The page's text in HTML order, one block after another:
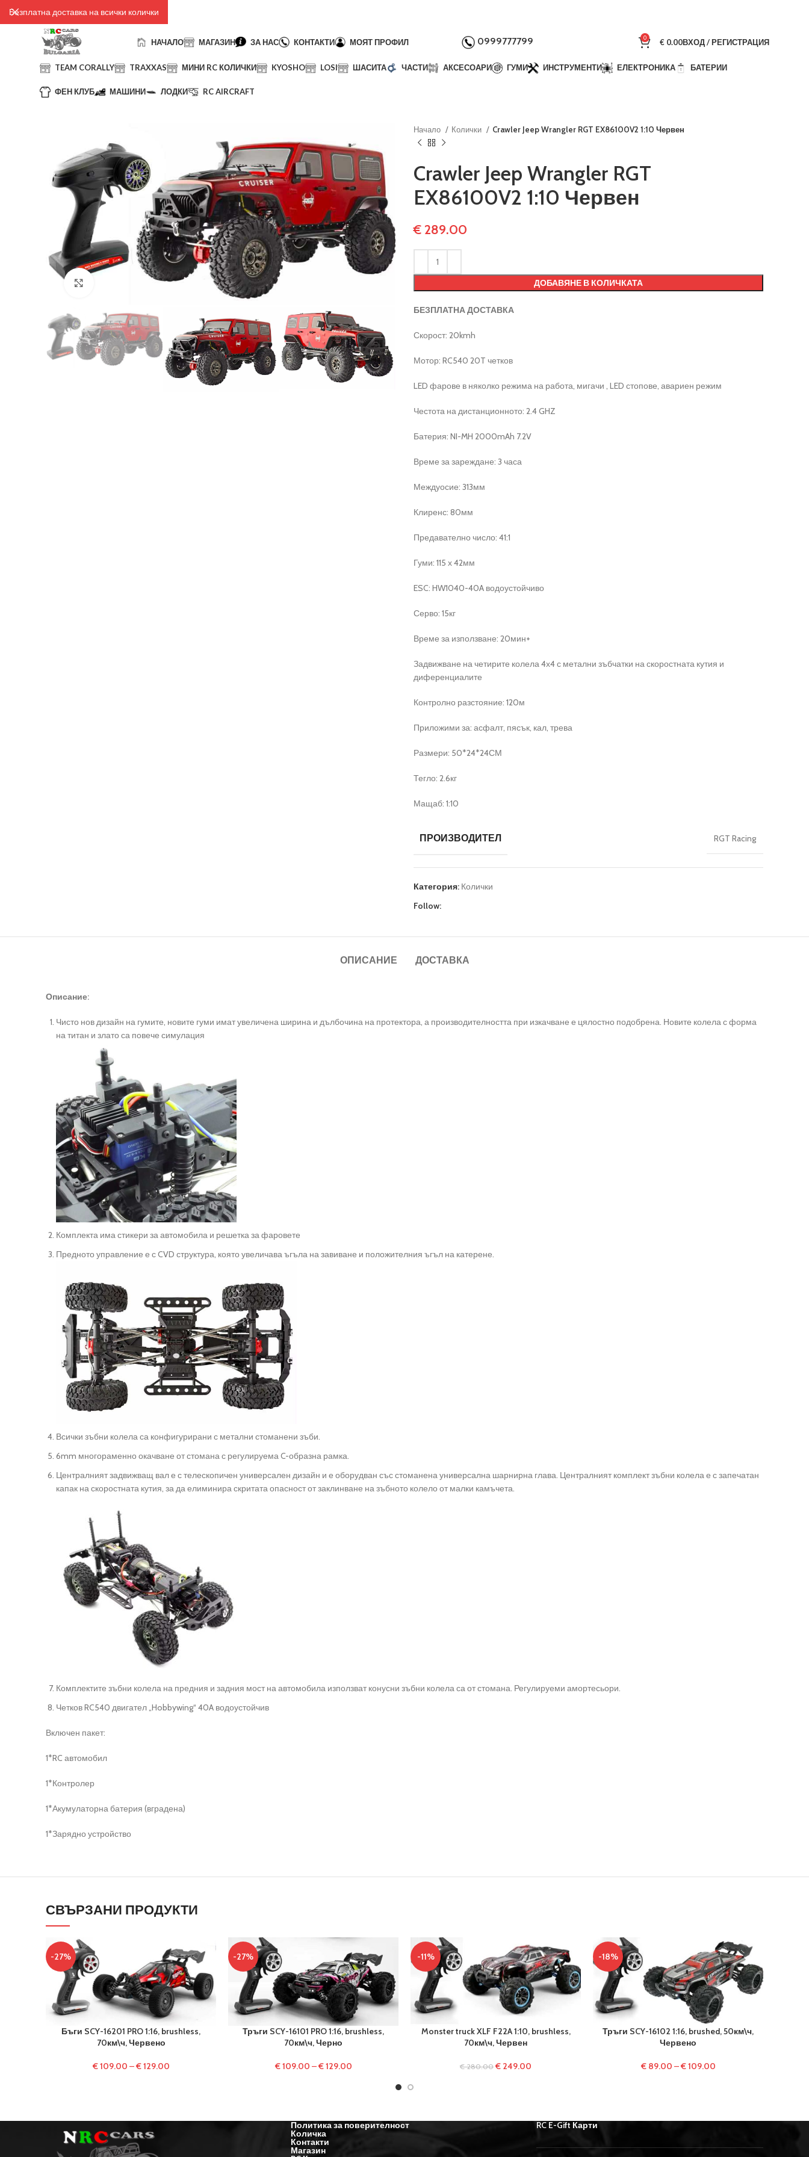
НАЧАЛО МАГАЗИН ЗА НАС КОНТАКТИ МОЯТ ПРОФИЛ 0999777799 0 € 0.00ВХОД / РЕГИСТРАЦИЯ
TEAM CORALLY TRAXXAS МИНИ RC КОЛИЧКИ KYOSHO LOSI ШАСИТА ЧАСТИ АКСЕСОАРИ ГУМИ ИНСТРУМЕНТИ ЕЛЕКТРОНИКА БАТЕРИИ
ФЕН КЛУБ МАШИНИ ЛОДКИ RC AIRCRAFT
Начало Колички Crawler Jeep Wrangler RGT EX86100V2 1:10 Червен
Crawler Jeep Wrangler RGT
EX86100V2 1:10 Червен
€ 289.00
ДОБАВЯНЕ В КОЛИЧКАТА
БЕЗПЛАТНА ДОСТАВКА
Скорост: 20kmh
Мотор: RC540 20T четков
LED фарове в няколко режима на работа, мигачи , LED стопове, авариен режим
Честота на дистанционното: 2.4 GHZ
Батерия: NI-MH 2000mAh 7.2V
Време за зареждане: 3 часа
Междуосие: 313мм
Клиренс: 80мм
Предавателно число: 41:1
Гуми: 115 х 42мм
ESC: HW1040-40A водоустойчиво
Серво: 15кг
Време за използване: 20мин+
Задвижване на четирите колела 4х4 с метални зъбчатки на скоростната кутия и
диференциалите
Контролно разстояние: 120м
Приложими за: асфалт, пясък, кал, трева
Размери: 50*24*24СМ
Тегло: 2.6кг
Мащаб: 1:10
ПРОИЗВОДИТЕЛ RGT Racing
Категория: Колички
Follow:
ОПИСАНИЕ ДОСТАВКА
Описание:
Чисто нов дизайн на гумите, новите гуми имат увеличена ширина и дълбочина на протектора, а производителността при изкачване е цялостно подобрена. Новите колела с форма
на титан и злато са повече симулация
Комплекта има стикери за автомобила и решетка за фаровете
Предното управление е с CVD структура, която увеличава ъгъла на завиване и положителния ъгъл на катерене.
Всички зъбни колела са конфигурирани с метални стоманени зъби.
6mm многораменно окачване от стомана с регулируема C-образна рамка.
Централният задвижващ вал е с телескопичен универсален дизайн и е оборудван със стоманена универсална шарнирна глава. Централният комплект зъбни колела е с запечатан
капак на скоростната кутия, за да елиминира скритата опасност от заклинване на зъбното колело от малки камъчета.
Комплектите зъбни колела на предния и задния мост на автомобила използват конусни зъбни колела са от стомана. Регулируеми амортесьори.
Четков RC540 двигател „Hobbywing“ 40A водоустойчив
Включен пакет:
1*RC автомобил
1*Контролер
1*Акумулаторна батерия (вградена)
1*Зарядно устройство
СВЪРЗАНИ ПРОДУКТИ
-27%
Бъги SCY-16201 PRO 1:16, brushless,
70км\ч, Червено
€109.00 –€129.00
-27%
Тръги SCY-16101 PRO 1:16, brushless,
70км\ч, Черно
€109.00 –€129.00
-11%
Monster truck XLF F22A 1:10, brushless,
70км\ч, Червен
€280.00 € 249.00
-18%
Тръги SCY-16102 1:16, brushed, 50км\ч,
Червено
€89.00 –€109.00
Политика за поверителност
Количка
Контакти
Магазин
RC E-Gift Карти
Безплатна доставка на всички колички